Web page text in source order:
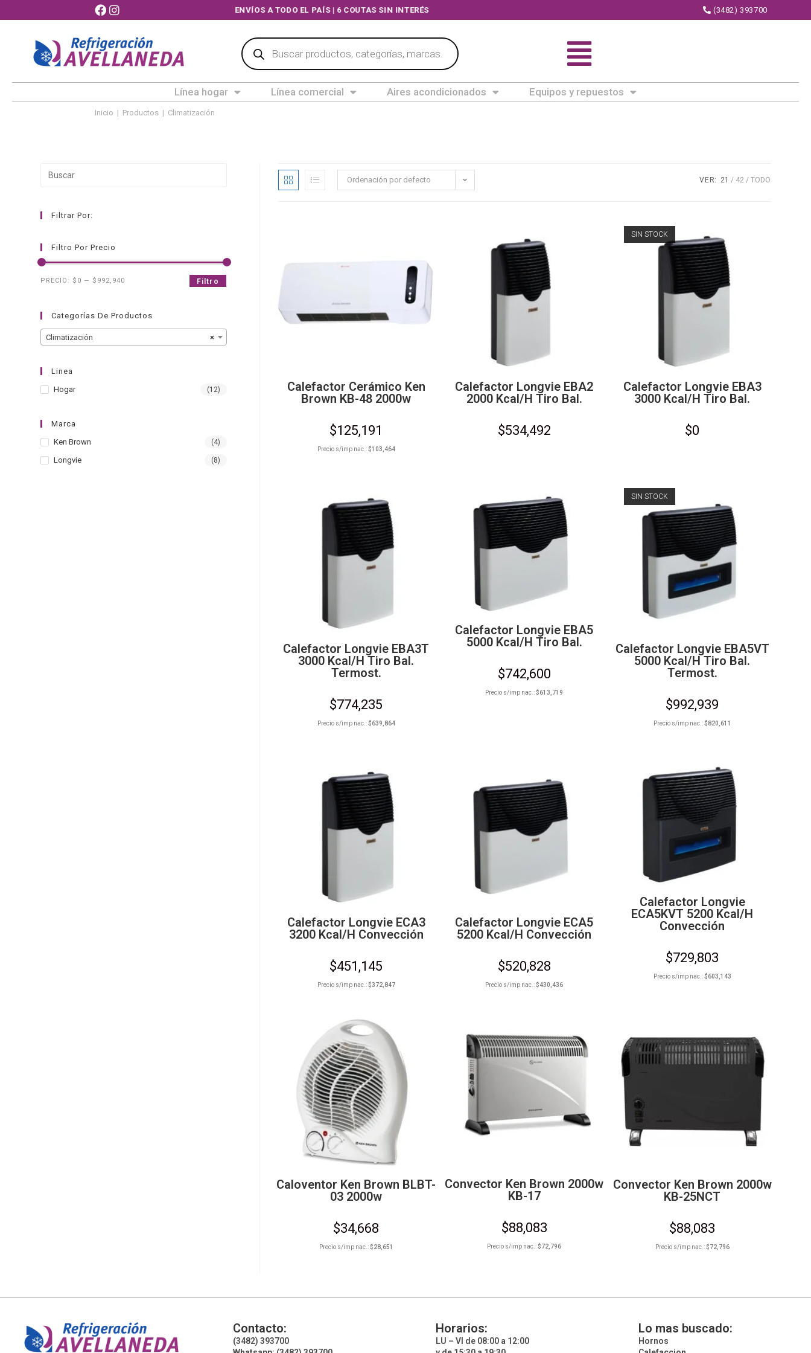
ENVÍOS A TODO EL PAÍS | 6 COUTAS SIN INTERÉS (3482) 393700
Línea hogar Línea comercial Aires acondicionados Equipos y repuestos
Inicio | Productos | Climatización
Filtrar Por:
Filtro Por Precio
Filtro
PRECIO:$0 —$992,940
Categorías De Productos
×
Climatización
Linea
Hogar
(12)
Marca
Ken Brown
(4)
Longvie (8)
Ordenación por defecto VER: 21 42 TODO
Calefactor Cerámico Ken
Brown KB-48 2000w
$125,191
Precio s/imp nac.:$103,464
Calefactor Longvie EBA2
2000 Kcal/h Tiro Bal.
$534,492
SIN STOCK
Calefactor Longvie EBA3
3000 Kcal/h Tiro Bal.
$0
Calefactor Longvie EBA3T
3000 Kcal/h Tiro Bal.
Termost.
$774,235
Precio s/imp nac.:$639,864
Calefactor Longvie EBA5
5000 Kcal/h Tiro Bal.
$742,600
Precio s/imp nac.:$613,719
SIN STOCK
Calefactor Longvie EBA5VT
5000 Kcal/h Tiro Bal.
Termost.
$992,939
Precio s/imp nac.:$820,611
Calefactor Longvie ECA3
3200 Kcal/h Convección
$451,145
Precio s/imp nac.:$372,847
Calefactor Longvie ECA5
5200 Kcal/h Convección
$520,828
Precio s/imp nac.:$430,436
Calefactor Longvie
ECA5KVT 5200 Kcal/h
Convección
$729,803
Precio s/imp nac.:$603,143
Caloventor Ken Brown BLBT-
03 2000w
$34,668
Precio s/imp nac.:$28,651
Convector Ken Brown 2000w
KB-17
$88,083
Precio s/imp nac.:$72,796
Convector Ken Brown 2000w
KB-25NCT
$88,083
Precio s/imp nac.:$72,796
Contacto:
(3482) 393700
Horarios:
LU – VI de 08:00 a 12:00
Lo mas buscado:
Hornos